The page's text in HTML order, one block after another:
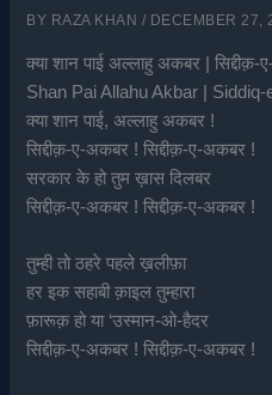
BY RAZA KHAN / DECEMBER 27,
क्या शान पाई अल्लाहु अकबर |
Shan Pai Allahu Akbar |
क्या शान पाई, अल्लाहु अकबर !
सिद्दीक़-ए-अकबर ! सिद्दीक़-ए-अकबर !
सरकार के हो तुम ख़ास दिलबर
सिद्दीक़-ए-अकबर ! सिद्दीक़-ए-अकबर !
तुम्ही तो ठहरे पहले ख़लीफ़ा
हर इक सहाबी क़ाइल तुम्हारा
फ़ारूक़ हो या ‘उस्मान-ओ-हैदर
सिद्दीक़-ए-अकबर ! सिद्दीक़-ए-अकबर !